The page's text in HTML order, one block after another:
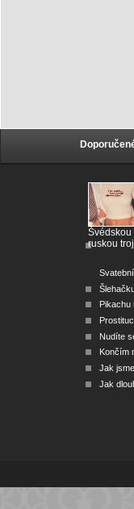
Švédskou
ruskou
Pikachu
Nudíte
Končím
Jak
Jak